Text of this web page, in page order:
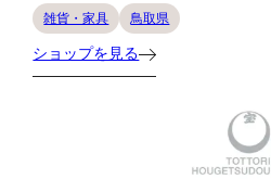
雑貨・家具 鳥取県
ショップを見る